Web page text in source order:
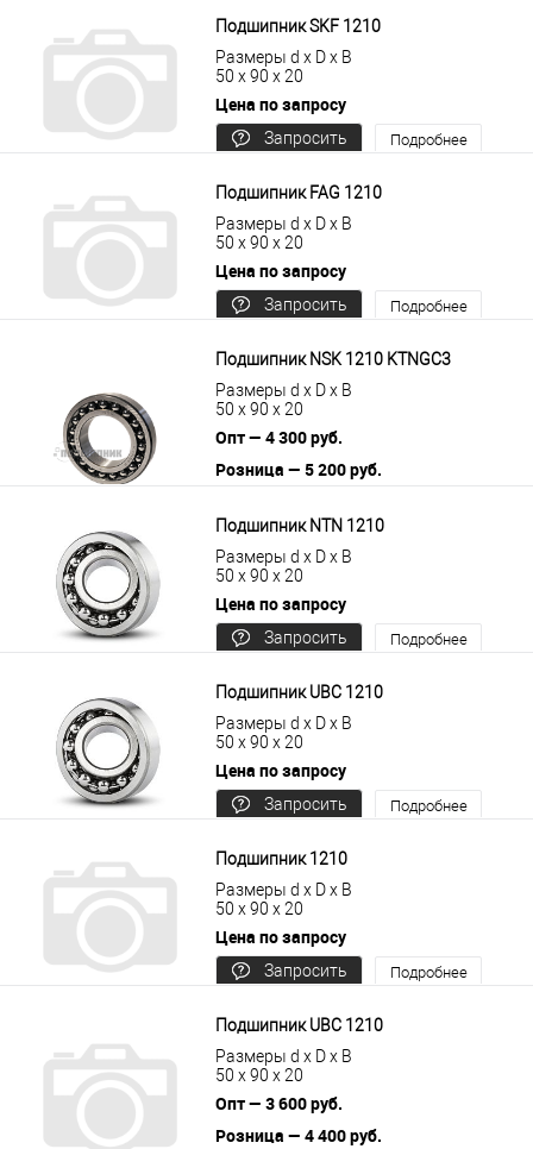
Подшипник SKF 1210
Размеры d x D x B
50 x 90 x 20
Цена по запросу
Запросить
Подробнее
Подшипник FAG 1210
Размеры d x D x B
50 x 90 x 20
Цена по запросу
Запросить
Подробнее
Подшипник NSK 1210 KTNGC3
Размеры d x D x B
50 x 90 x 20
Опт — 4 300 руб.
Розница — 5 200 руб.
Подшипник NTN 1210
Размеры d x D x B
50 x 90 x 20
Цена по запросу
Запросить
Подробнее
Подшипник UBC 1210
Размеры d x D x B
50 x 90 x 20
Цена по запросу
Запросить
Подробнее
Подшипник 1210
Размеры d x D x B
50 x 90 x 20
Цена по запросу
Запросить
Подробнее
Подшипник UBC 1210
Размеры d x D x B
50 x 90 x 20
Опт — 3 600 руб.
Розница — 4 400 руб.